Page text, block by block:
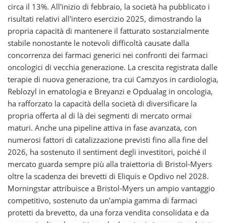
circa il 13%. All'inizio di febbraio, la società ha pubblicato i
risultati relativi all'intero esercizio 2025, dimostrando la
propria capacità di mantenere il fatturato sostanzialmente
stabile nonostante le notevoli difficoltà causate dalla
concorrenza dei farmaci generici nei confronti dei farmaci
oncologici di vecchia generazione. La crescita registrata dalle
terapie di nuova generazione, tra cui Camzyos in cardiologia,
Reblozyl in ematologia e Breyanzi e Opdualag in oncologia,
ha rafforzato la capacità della società di diversificare la
propria offerta al di là dei segmenti di mercato ormai
maturi. Anche una pipeline attiva in fase avanzata, con
numerosi fattori di catalizzazione previsti fino alla fine del
2026, ha sostenuto il sentiment degli investitori, poiché il
mercato guarda sempre più alla traiettoria di Bristol-Myers
oltre la scadenza dei brevetti di Eliquis e Opdivo nel 2028.
Morningstar attribuisce a Bristol-Myers un ampio vantaggio
competitivo, sostenuto da un'ampia gamma di farmaci
protetti da brevetto, da una forza vendita consolidata e da